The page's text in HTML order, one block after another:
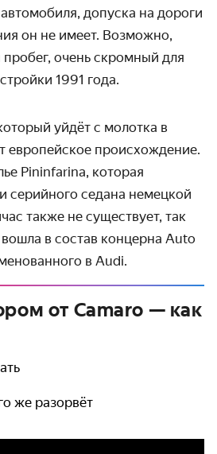
допуска на дороги
он не имеет. Возможно,
очень скромный для
1991 года.
уйдёт с молотка в
европейское происхождение.
Pininfarina, которая
серийного седана немецкой
также не существует, так
в состав концерна Auto
в Audi.
от Camaro — как
же разорвёт